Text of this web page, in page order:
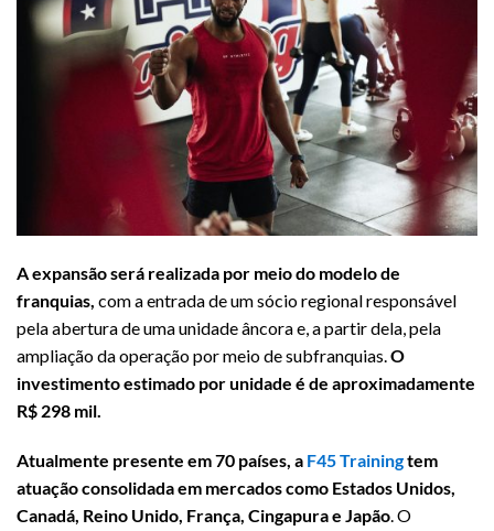
A expansão será realizada por meio do modelo de
franquias, com a entrada de um sócio regional responsável
pela abertura de uma unidade âncora e, a partir dela, pela
ampliação da operação por meio de subfranquias. O
investimento estimado por unidade é de aproximadamente
R$ 298 mil.
Atualmente presente em 70 países, a F45 Trainingtem
atuação consolidada em mercados como Estados Unidos,
Canadá, Reino Unido, França, Cingapura e Japão. O